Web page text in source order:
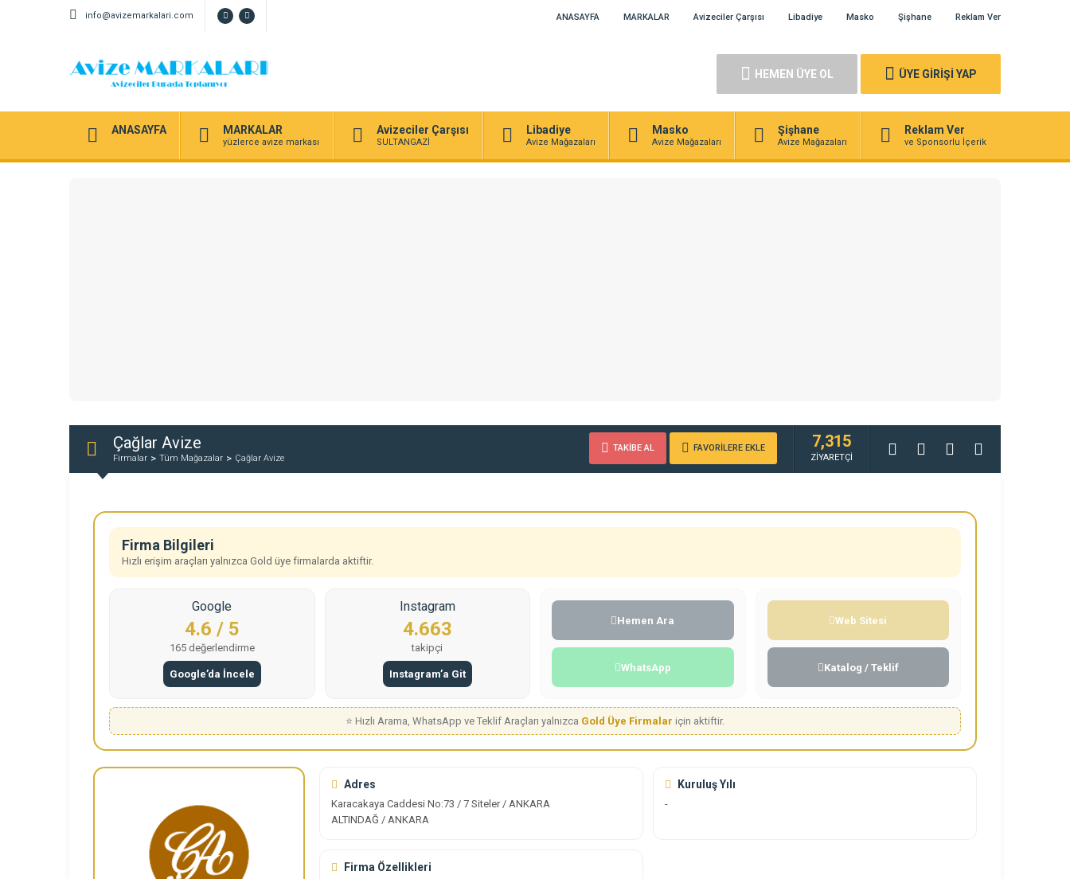
info@avizemarkalari.com ANASAYFA MARKALAR Avizeciler Çarşısı Libadiye Masko Şişhane Reklam Ver
HEMEN ÜYE OL ÜYE GİRİŞİ YAP
ANASAYFA MARKALAR
yüzlerce avize markası
Avizeciler Çarşısı
SULTANGAZİ
Libadiye
Avize Mağazaları
Masko
Avize Mağazaları
Şişhane
Avize Mağazaları
Reklam Ver
ve Sponsorlu İçerik
Çağlar Avize
Firmalar Tüm Mağazalar Çağlar Avize
TAKİBE AL FAVORİLERE EKLE 7,315
ZİYARETÇİ
Firma Bilgileri
Hızlı erişim araçları yalnızca Gold üye firmalarda aktiftir.
Google
4.6 / 5
165 değerlendirme
Google’da İncele
Instagram
4.663
takipçi
Instagram’a Git
Hemen Ara
WhatsApp
Web Sitesi
Katalog / Teklif
⭐ Hızlı Arama, WhatsApp ve Teklif Araçları yalnızca Gold Üye Firmalar için aktiftir.
Adres
Karacakaya Caddesi No:73 / 7 Siteler / ANKARA
ALTINDAĞ / ANKARA
Kuruluş Yılı
-
Firma Özellikleri